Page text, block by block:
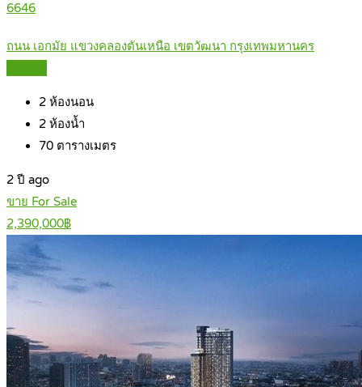
6646
ถนน เอกมัย แขวงคลองตันเหนือ เขตวัฒนา กรุงเทพมหานคร
2 ห้องนอน
2 ห้องน้ำ
70 ตารางเมตร
2 ปี ago
ขาย For Sale
2,390,000฿